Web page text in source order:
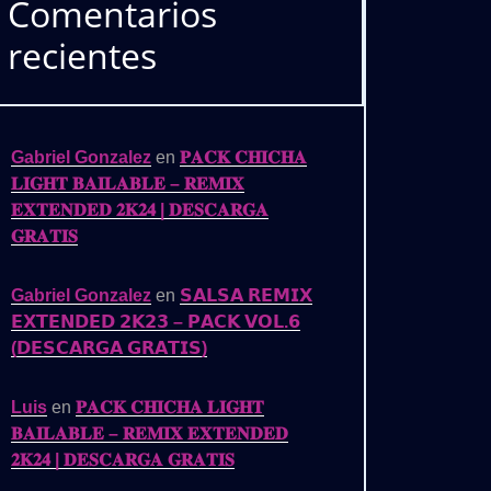
Comentarios
recientes
Gabriel Gonzalez en 𝐏𝐀𝐂𝐊 𝐂𝐇𝐈𝐂𝐇𝐀
𝐋𝐈𝐆𝐇𝐓 𝐁𝐀𝐈𝐋𝐀𝐁𝐋𝐄 – 𝐑𝐄𝐌𝐈𝐗
𝐄𝐗𝐓𝐄𝐍𝐃𝐄𝐃 𝟐𝐊𝟐𝟒 | 𝐃𝐄𝐒𝐂𝐀𝐑𝐆𝐀
𝐆𝐑𝐀𝐓𝐈𝐒
Gabriel Gonzalez en 𝗦𝗔𝗟𝗦𝗔 𝗥𝗘𝗠𝗜𝗫
𝗘𝗫𝗧𝗘𝗡𝗗𝗘𝗗 𝟮𝗞𝟮𝟯 – 𝗣𝗔𝗖𝗞 𝗩𝗢𝗟.𝟲
(𝗗𝗘𝗦𝗖𝗔𝗥𝗚𝗔 𝗚𝗥𝗔𝗧𝗜𝗦)
Luis en 𝐏𝐀𝐂𝐊 𝐂𝐇𝐈𝐂𝐇𝐀 𝐋𝐈𝐆𝐇𝐓
𝐁𝐀𝐈𝐋𝐀𝐁𝐋𝐄 – 𝐑𝐄𝐌𝐈𝐗 𝐄𝐗𝐓𝐄𝐍𝐃𝐄𝐃
𝟐𝐊𝟐𝟒 | 𝐃𝐄𝐒𝐂𝐀𝐑𝐆𝐀 𝐆𝐑𝐀𝐓𝐈𝐒